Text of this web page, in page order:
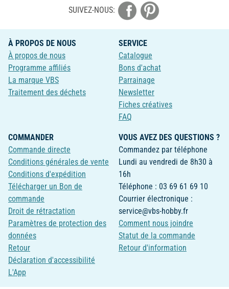
SUIVEZ-NOUS:
À PROPOS DE NOUS
À propos de nous
Programme affiliés
La marque VBS
Traitement des déchets
SERVICE
Catalogue
Bons d'achat
Parrainage
Newsletter
Fiches créatives
FAQ
COMMANDER
Commande directe
Conditions générales de vente
Conditions d'expédition
Télécharger un Bon de
commande
Droit de rétractation
Paramètres de protection des
données
Retour
Déclaration d'accessibilité
L'App
VOUS AVEZ DES QUESTIONS ?
Commandez par téléphone
Lundi au vendredi de 8h30 à
16h
Téléphone : 03 69 61 69 10
Courrier électronique :
service@vbs-hobby.fr
Comment nous joindre
Statut de la commande
Retour d'information